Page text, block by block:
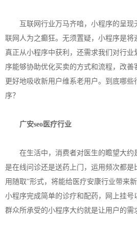
互联网行业万马齐喑，小程序的呈现
联网人为之癫狂。无须置疑，小程序是
真正从小程序中获利，还需求我们对行
序能够协助优化买卖的方式和流程，改善
更好地吸收新用户维系老用户。到底哪
序？
广安seo 医疗行业
在生活中，消费者对医生的瞻望大约
是在线问诊还是送药上门，运用频次都是
用随取”形式，将能给医疗安康行业带来
小程序完成简单的诊疗和配药，网上挂
群众所承受的小程序大约就是让用户的需